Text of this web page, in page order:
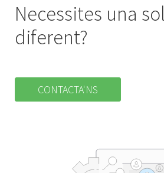
Necessites una
diferent?
CONTACTA'NS